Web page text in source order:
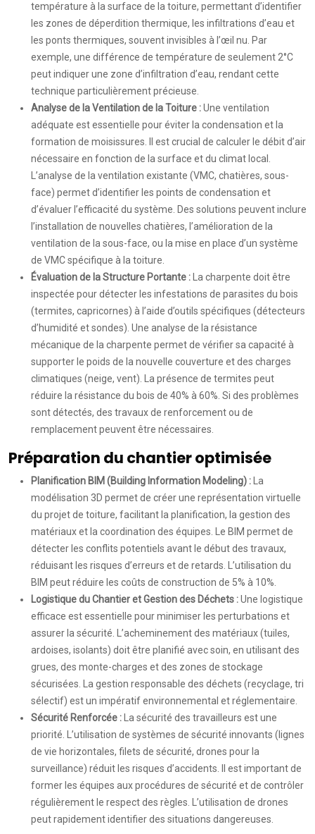
température à la surface de la toiture, permettant d’identifier
les zones de déperdition thermique, les infiltrations d’eau et
les ponts thermiques, souvent invisibles à l’œil nu. Par
exemple, une différence de température de seulement 2°C
peut indiquer une zone d’infiltration d’eau, rendant cette
technique particulièrement précieuse.
Analyse de la Ventilation de la Toiture :Une ventilation
adéquate est essentielle pour éviter la condensation et la
formation de moisissures. Il est crucial de calculer le débit d’air
nécessaire en fonction de la surface et du climat local.
L’analyse de la ventilation existante (VMC, chatières, sous-
face) permet d’identifier les points de condensation et
d’évaluer l’efficacité du système. Des solutions peuvent inclure
l’installation de nouvelles chatières, l’amélioration de la
ventilation de la sous-face, ou la mise en place d’un système
de VMC spécifique à la toiture.
Évaluation de la Structure Portante :
La charpente doit être
inspectée pour détecter les infestations de parasites du bois
(termites, capricornes) à l’aide d’outils spécifiques (détecteurs
d’humidité et sondes). Une analyse de la résistance
mécanique de la charpente permet de vérifier sa capacité à
supporter le poids de la nouvelle couverture et des charges
climatiques (neige, vent). La présence de termites peut
réduire la résistance du bois de 40% à 60%. Si des problèmes
sont détectés, des travaux de renforcement ou de
remplacement peuvent être nécessaires.
Préparation du chantier optimisée
Planification BIM (Building Information Modeling) :
La
modélisation 3D permet de créer une représentation virtuelle
du projet de toiture, facilitant la planification, la gestion des
matériaux et la coordination des équipes. Le BIM permet de
détecter les conflits potentiels avant le début des travaux,
réduisant les risques d’erreurs et de retards. L’utilisation du
BIM peut réduire les coûts de construction de 5% à 10%.
Logistique du Chantier et Gestion des Déchets :Une logistique
efficace est essentielle pour minimiser les perturbations et
assurer la sécurité. L’acheminement des matériaux (tuiles,
ardoises, isolants) doit être planifié avec soin, en utilisant des
grues, des monte-charges et des zones de stockage
sécurisées. La gestion responsable des déchets (recyclage, tri
sélectif) est un impératif environnemental et réglementaire.
Sécurité Renforcée :
La sécurité des travailleurs est une
priorité. L’utilisation de systèmes de sécurité innovants (lignes
de vie horizontales, filets de sécurité, drones pour la
surveillance) réduit les risques d’accidents. Il est important de
former les équipes aux procédures de sécurité et de contrôler
régulièrement le respect des règles. L’utilisation de drones
peut rapidement identifier des situations dangereuses.